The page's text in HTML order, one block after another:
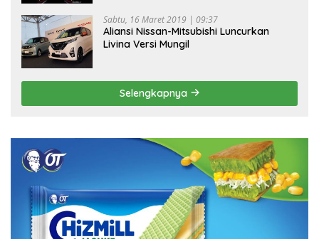
Sabtu, 16 Maret 2019 | 09:37
Aliansi Nissan-Mitsubishi Luncurkan
Livina Versi Mungil
Selengkapnya